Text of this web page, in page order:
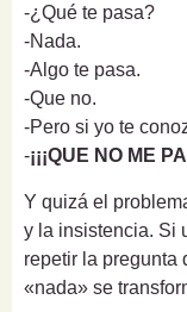
-¿Qué te pasa?
-Nada.
-Algo te pasa.
-Que no.
-Pero si yo te
-¡¡¡QUE NO ME
Y quizá el
y la insistencia. Si
repetir la pregunta
«nada» se